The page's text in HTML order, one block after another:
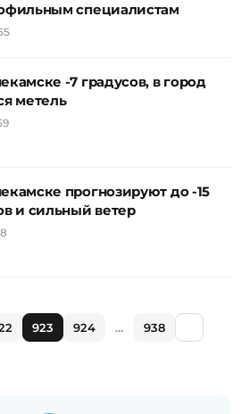
специалистам
-7 градусов, в город
метель
прогнозируют до -15
и сильный ветер
923 924 ... 938